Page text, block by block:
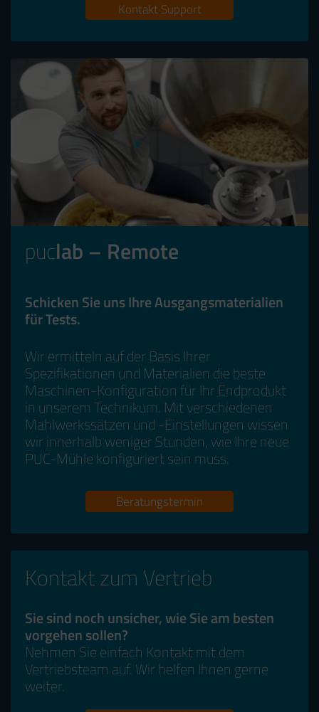
Kontakt Support
puclab – Remote
Schicken Sie uns Ihre Ausgangsmaterialien
für Tests.
Wir ermitteln auf der Basis Ihrer
Spezifikationen und Materialien die beste
Maschinen-Konfiguration für Ihr Endprodukt
in unserem Technikum. Mit verschiedenen
Mahlwerkssätzen und -Einstellungen wissen
wir innerhalb weniger Stunden, wie Ihre neue
PUC-Mühle konfiguriert sein muss.
Beratungstermin
Kontakt zum Vertrieb
Sie sind noch unsicher, wie Sie am besten
vorgehen sollen?
Nehmen Sie einfach Kontakt mit dem
Vertriebsteam auf. Wir helfen Ihnen gerne
weiter.